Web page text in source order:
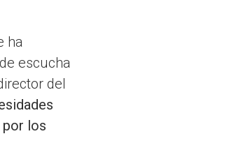
ha
escucha
del
por los